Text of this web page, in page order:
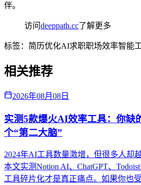
伴。
访问deeppath.cc了解更多
标签： 简历优化AI求职职场效率智能
相关推荐
2026年08月08日
实测5款爆火AI效率工具：你缺
个“第二大脑”
2024年AI工具数量激增，但很多人却
本文实测Notion AI、ChatGPT、
工具碎片化才是真正痛点。如果你也